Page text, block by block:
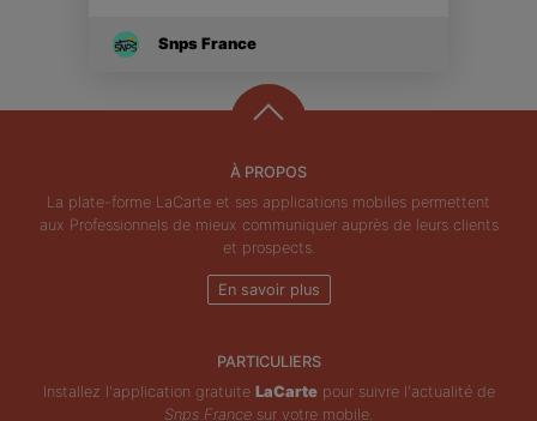
Snps France
À PROPOS
La plate-forme LaCarte et ses applications mobiles permettent
aux Professionnels de mieux communiquer auprès de leurs clients
et prospects.
En savoir plus
PARTICULIERS
Installez l'application gratuite LaCartepour suivre l'actualité de
Snps France sur votre mobile.